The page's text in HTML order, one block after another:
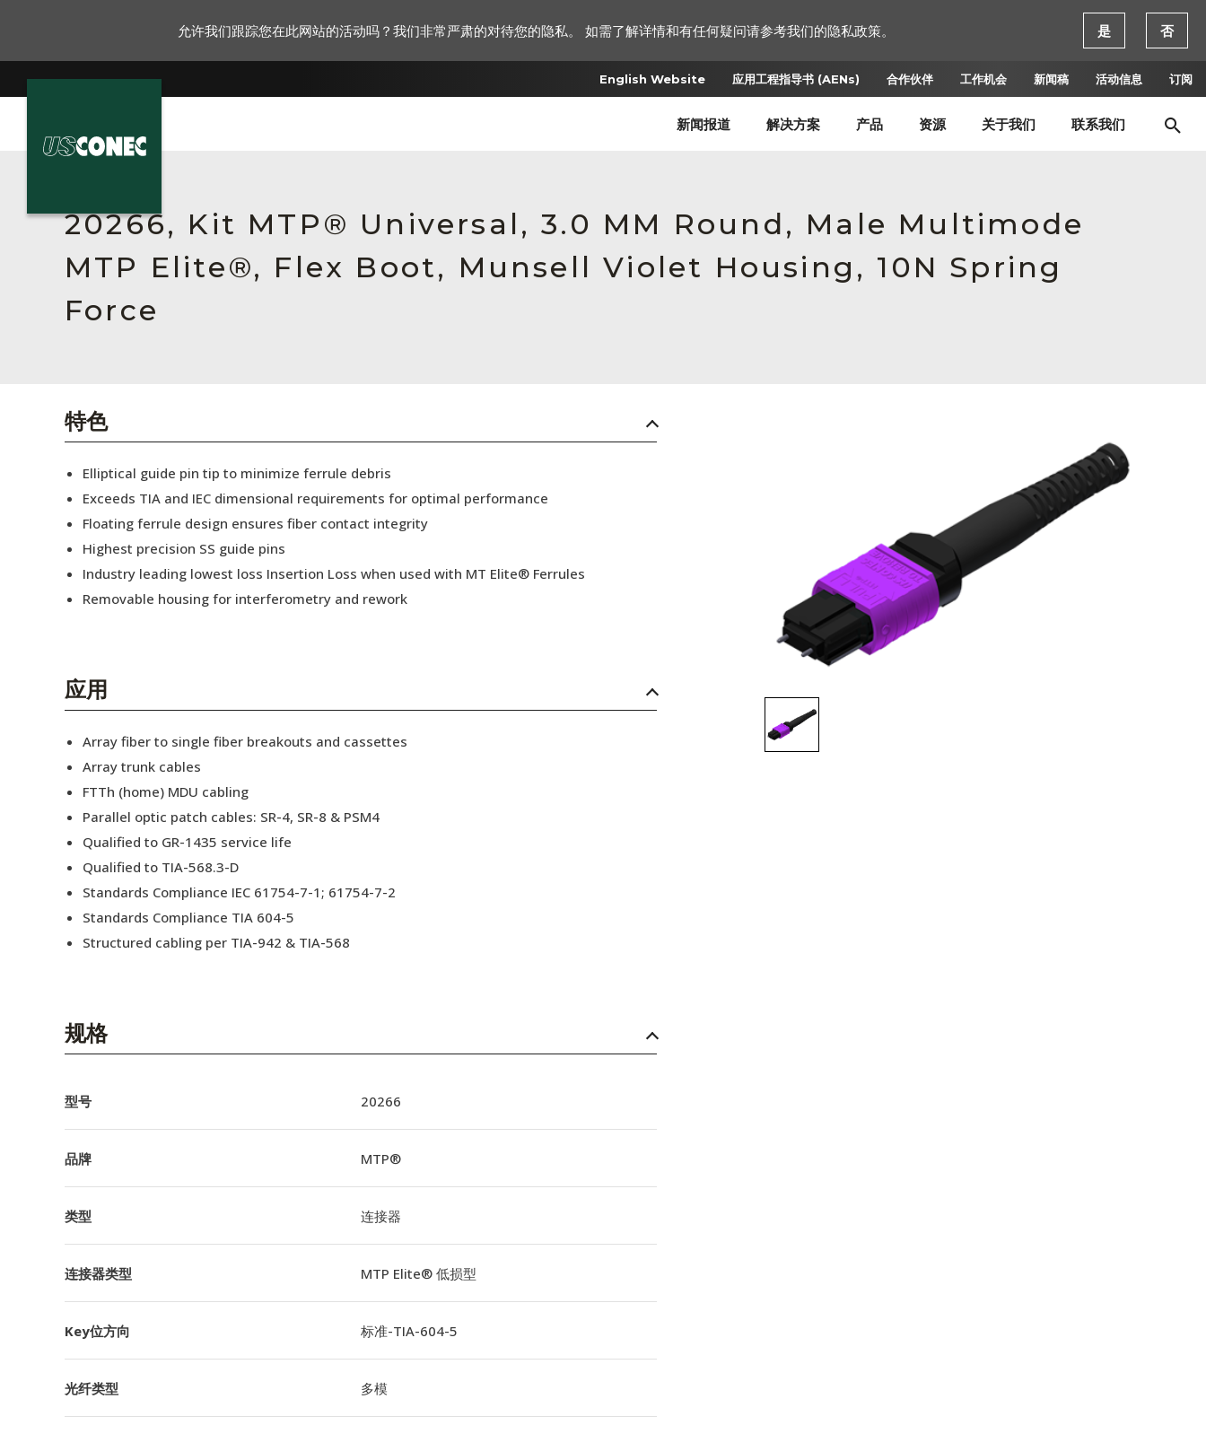
English Website 应用工程指导书 (AENs) 合作伙伴 工作机会 新闻稿 活动信息 订阅
新闻报道 解决方案 产品 资源 关于我们 联系我们
English Website
应用工程指导书 (AENs)
工作机会
活动信息
20266, Kit MTP® Universal, 3.0 MM Round, Male Multimode
MTP Elite®, Flex Boot, Munsell Violet Housing, 10N Spring
Force
特色
Elliptical guide pin tip to minimize ferrule debris
Exceeds TIA and IEC dimensional requirements for optimal performance
Floating ferrule design ensures fiber contact integrity
Highest precision SS guide pins
Industry leading lowest loss Insertion Loss when used with MT Elite® Ferrules
Removable housing for interferometry and rework
应用
Array fiber to single fiber breakouts and cassettes
Array trunk cables
FTTh (home) MDU cabling
Parallel optic patch cables: SR-4, SR-8 & PSM4
Qualified to GR-1435 service life
Qualified to TIA-568.3-D
Standards Compliance IEC 61754-7-1; 61754-7-2
Standards Compliance TIA 604-5
Structured cabling per TIA-942 & TIA-568
规格
型号 20266
品牌 MTP®
类型 连接器
连接器类型 MTP Elite® 低损型
Key位方向 标准-TIA-604-5
光纤类型 多模
允许我们跟踪您在此网站的活动吗？我们非常严肃的对待您的隐私。 如需了解详情和有任何疑问请参考我们的隐私政策。 是 否